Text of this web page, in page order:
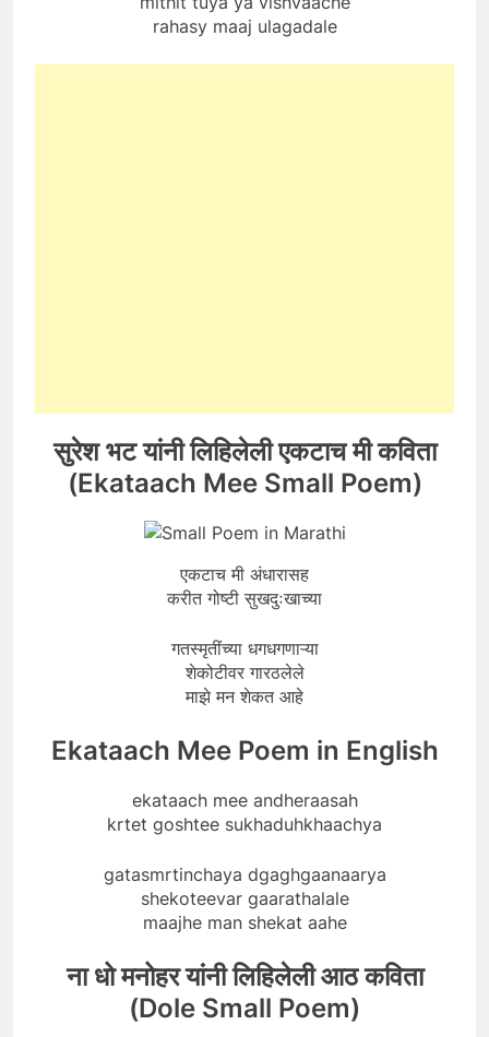
rahasy maaj ulagadale
सुरेश भट यांनी लिहिलेली एकटाच मी कविता
(Ekataach Mee Small Poem)
एकटाच मी अंधारासह
करीत गोष्टी सुखदुःखाच्या
गतस्मृतींच्या धगधगणाऱ्या
शेकोटीवर गारठलेले
माझे मन शेकत आहे
Ekataach Mee Poem in English
ekataach mee andheraasah
krtet goshtee sukhaduhkhaachya
gatasmrtinchaya dgaghgaanaarya
shekoteevar gaarathalale
maajhe man shekat aahe
ना धो मनोहर यांनी लिहिलेली आठ कविता
(Dole Small Poem)